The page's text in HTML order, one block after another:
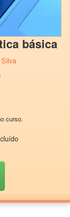
básica
curso.